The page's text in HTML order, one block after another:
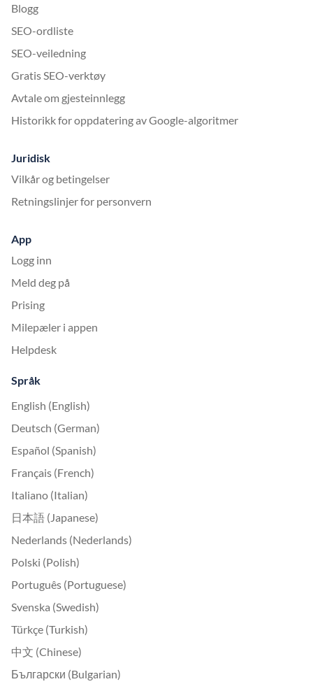
Blogg
SEO-ordliste
SEO-veiledning
Gratis SEO-verktøy
Avtale om gjesteinnlegg
Historikk for oppdatering av Google-algoritmer
Juridisk
Vilkår og betingelser
Retningslinjer for personvern
App
Logg inn
Meld deg på
Prising
Milepæler i appen
Helpdesk
Språk
English (English)
Deutsch (German)
Español (Spanish)
Français (French)
Italiano (Italian)
日本語 (Japanese)
Nederlands (Nederlands)
Polski (Polish)
Português (Portuguese)
Svenska (Swedish)
Türkçe (Turkish)
中文 (Chinese)
Български (Bulgarian)